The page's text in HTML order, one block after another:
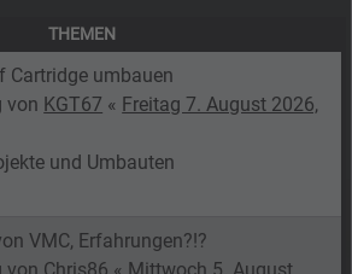
THEMEN
Cartridge umbauen
von KGT67 « Freitag 7. August 2026,
und Umbauten
VMC, Erfahrungen?!?
von Chris86 « Mittwoch 5. August